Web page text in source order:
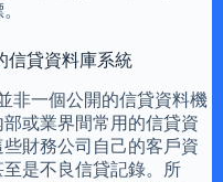
信貸資料庫系統
非一個公開的信貸資料機
或業界間常用的信貸資
財務公司自己的客戶資
是不良信貸記錄。所